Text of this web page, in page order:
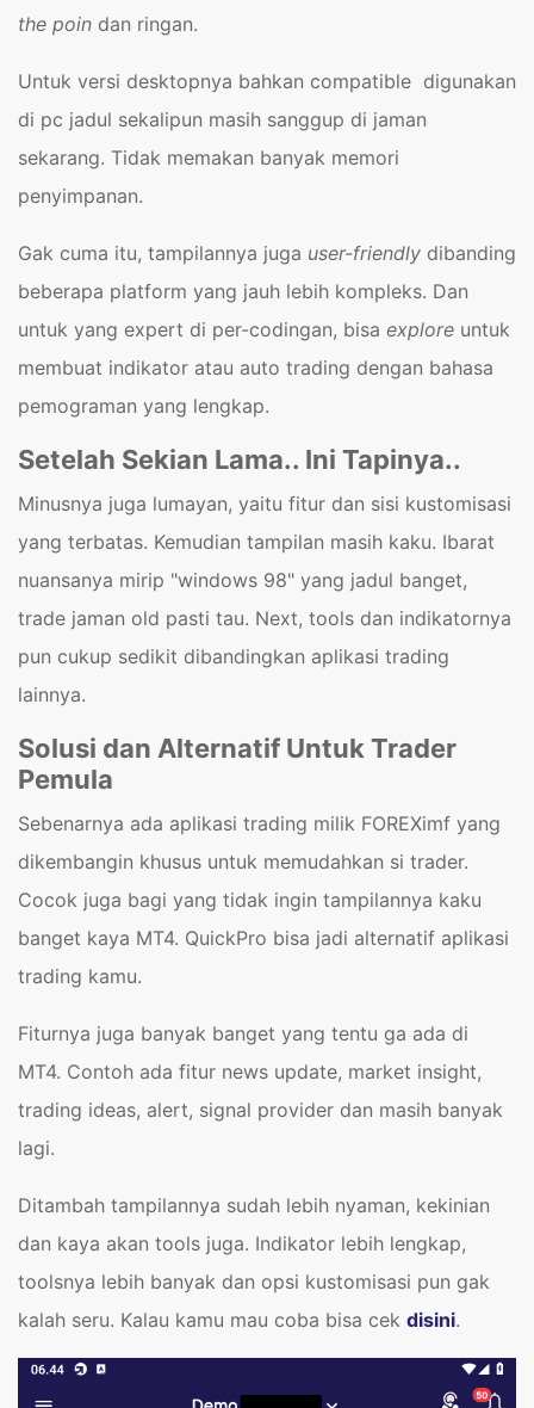
the poin dan ringan.
Untuk versi desktopnya bahkan compatible digunakan
di pc jadul sekalipun masih sanggup di jaman
sekarang. Tidak memakan banyak memori
penyimpanan.
Gak cuma itu, tampilannya juga user-friendly dibanding
beberapa platform yang jauh lebih kompleks. Dan
untuk yang expert di per-codingan, bisa explore untuk
membuat indikator atau auto trading dengan bahasa
pemograman yang lengkap.
Setelah Sekian Lama.. Ini Tapinya..
Minusnya juga lumayan, yaitu fitur dan sisi kustomisasi
yang terbatas. Kemudian tampilan masih kaku. Ibarat
nuansanya mirip "windows 98" yang jadul banget,
trade jaman old pasti tau. Next, tools dan indikatornya
pun cukup sedikit dibandingkan aplikasi trading
lainnya.
Solusi dan Alternatif Untuk Trader
Pemula
Sebenarnya ada aplikasi trading milik FOREXimf yang
dikembangin khusus untuk memudahkan si trader.
Cocok juga bagi yang tidak ingin tampilannya kaku
banget kaya MT4. QuickPro bisa jadi alternatif aplikasi
trading kamu.
Fiturnya juga banyak banget yang tentu ga ada di
MT4. Contoh ada fitur news update, market insight,
trading ideas, alert, signal provider dan masih banyak
lagi.
Ditambah tampilannya sudah lebih nyaman, kekinian
dan kaya akan tools juga. Indikator lebih lengkap,
toolsnya lebih banyak dan opsi kustomisasi pun gak
kalah seru. Kalau kamu mau coba bisa cek disini.